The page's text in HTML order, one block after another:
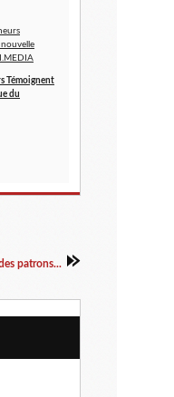
Témoignent
du
patrons...